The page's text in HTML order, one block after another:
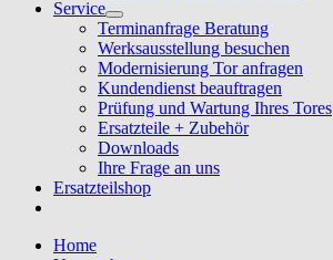
Service
Terminanfrage Beratung
Werksausstellung besuchen
Modernisierung Tor anfragen
Kundendienst beauftragen
Prüfung und Wartung Ihres Tores
Ersatzteile + Zubehör
Downloads
Ihre Frage an uns
Ersatzteilshop
Home